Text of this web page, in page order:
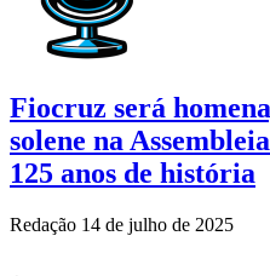
Fiocruz será
solene na
125 anos de história
Redação 14 de julho de 2025